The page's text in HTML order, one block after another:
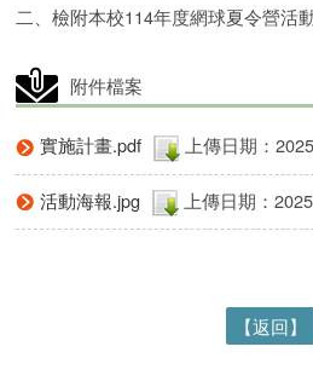
二、檢附本校114年度網球夏令營活
附件檔案
實施計畫.pdf 上傳日期：
活動海報.jpg 上傳日期：
【返回】